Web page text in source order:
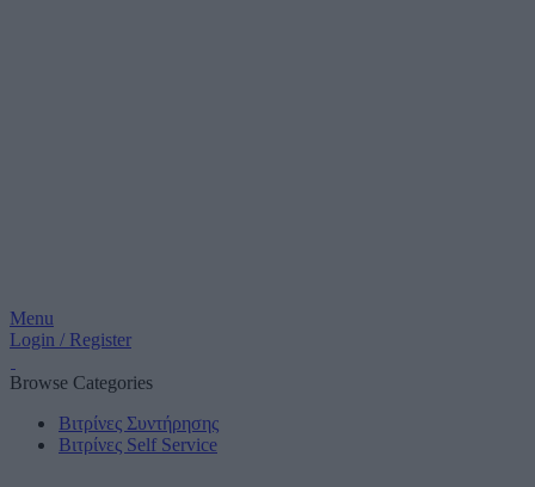
Menu
Login / Register
Browse Categories
Βιτρίνες Συντήρησης
Βιτρίνες Self Service